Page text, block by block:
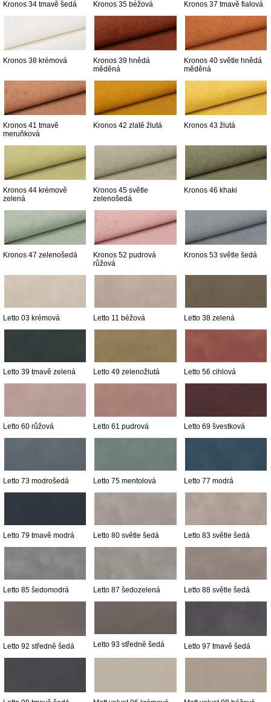
Kronos 34 tmavě šedá Kronos 35 béžová Kronos 37 tmavě fialová
Kronos 38 krémová
Kronos 39 hnědá
měděná
Kronos 40 světle hnědá
měděná
Kronos 41 tmavě
meruňková
Kronos 42 zlatě žlutá Kronos 43 žlutá
Kronos 44 krémově
zelená
Kronos 45 světle
zelenošedá
Kronos 46 khaki
Kronos 47 zelenošedá
Kronos 52 pudrová
růžová
Kronos 53 světle šedá
Letto 03 krémová Letto 11 béžová Letto 38 zelená
Letto 39 tmavě zelená Letto 49 zelenožlutá Letto 56 cihlová
Letto 60 růžová Letto 61 pudrová Letto 69 švestková
Letto 73 modrošedá Letto 75 mentolová Letto 77 modrá
Letto 79 tmavě modrá Letto 80 světle šedá Letto 83 světle šedá
Letto 85 šedomodrá Letto 87 šedozelená Letto 88 světle šedá
Letto 92 středně šedá Letto 93 středně šedá Letto 97 tmavě šedá